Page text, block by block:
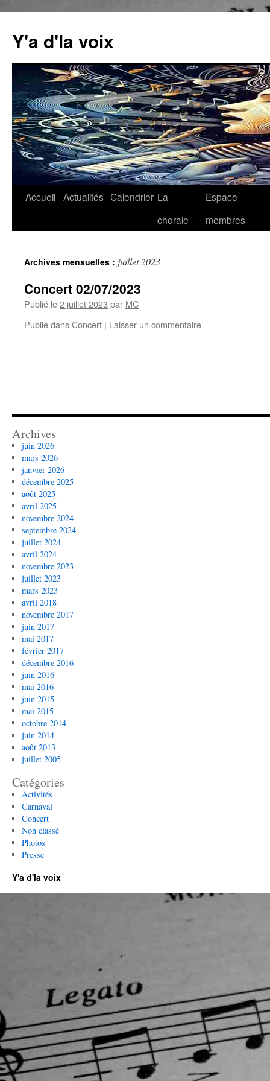
contenu
Y'a d'la voix
Accueil Actualités Calendrier La
chorale
Espace
membres
Archives mensuelles : juillet 2023
Concert 02/07/2023
Publié le2 juillet 2023 par MC
Publié dansConcert | Laisser un commentaire
Archives
juin 2026
mars 2026
janvier 2026
décembre 2025
août 2025
avril 2025
novembre 2024
septembre 2024
juillet 2024
avril 2024
novembre 2023
juillet 2023
mars 2023
avril 2018
novembre 2017
juin 2017
mai 2017
février 2017
décembre 2016
juin 2016
mai 2016
juin 2015
mai 2015
octobre 2014
juin 2014
août 2013
juillet 2005
Catégories
Activités
Carnaval
Concert
Non classé
Photos
Presse
Y'a d'la voix